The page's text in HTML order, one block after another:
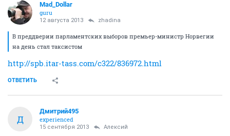
Mad_Dollar
guru
12 августа 2013 zhadina
В преддверии парламентских выборов премьер-министр Норвегии
на день стал таксистом
http://spb.itar-tass.com/c322/836972.html
ОТВЕТИТЬ
Д
Дмитрий495
experienced
15 сентября 2013 Алексий